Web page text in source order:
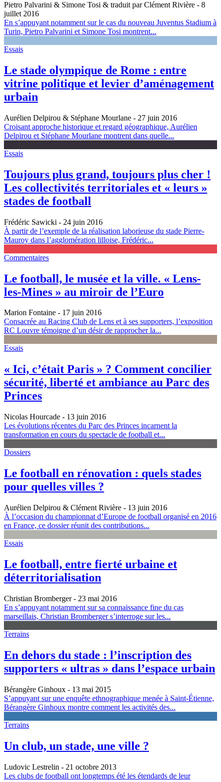
Pietro Palvarini & Simone Tosi & traduit par Clément Rivière - 8
juillet 2016
En s’appuyant notamment sur le cas du nouveau Juventus Stadium à
Turin, Pietro Palvarini et Simone Tosi montrent...
Essais
Le stade olympique de Rome : entre
vitrine politique et levier d’aménagement
urbain
Aurélien Delpirou & Stéphane Mourlane - 27 juin 2016
Croisant approche historique et regard géographique, Aurélien
Delpirou et Stéphane Mourlane montrent dans quelle...
Essais
Toujours plus grand, toujours plus cher !
Les collectivités territoriales et « leurs »
stades de football
Frédéric Sawicki - 24 juin 2016
À partir de l’exemple de la réalisation laborieuse du stade Pierre-
Mauroy dans l’agglomération lilloise, Frédéric...
Commentaires
Le football, le musée et la ville. « Lens-
les-Mines » au miroir de l’Euro
Marion Fontaine - 17 juin 2016
Consacrée au Racing Club de Lens et à ses supporters, l’exposition
RC Louvre témoigne d’un désir de rapprocher la...
Essais
« Ici, c’était Paris » ? Comment concilier
sécurité, liberté et ambiance au Parc des
Princes
Nicolas Hourcade - 13 juin 2016
Les évolutions récentes du Parc des Princes incarnent la
transformation en cours du spectacle de football et...
Dossiers
Le football en rénovation : quels stades
pour quelles villes ?
Aurélien Delpirou & Clément Rivière - 13 juin 2016
À l’occasion du championnat d’Europe de football organisé en 2016
en France, ce dossier réunit des contributions...
Essais
Le football, entre fierté urbaine et
déterritorialisation
Christian Bromberger- 23 mai 2016
En s’appuyant notamment sur sa connaissance fine du cas
marseillais, Christian Bromberger s’interroge sur les...
Terrains
En dehors du stade : l’inscription des
supporters « ultras » dans l’espace urbain
Bérangère Ginhoux - 13 mai 2015
S’appuyant sur une enquête ethnographique menée à Saint-Étienne,
Bérangère Ginhoux montre comment les activités des...
Terrains
Un club, un stade, une ville ?
Ludovic Lestrelin - 21 octobre 2013
Les clubs de football ont longtemps été les étendards de leur